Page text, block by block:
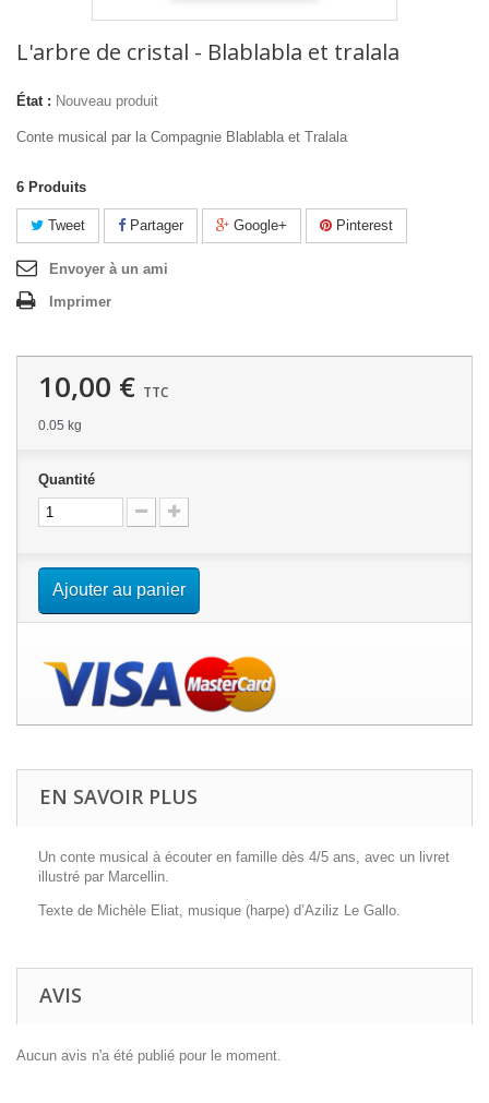
L'arbre de cristal - Blablabla et tralala
État : Nouveau produit
Conte musical par la Compagnie Blablabla et Tralala
6 Produits
Tweet Partager Google+ Pinterest
Envoyer à un ami
Imprimer
10,00 € TTC
0.05 kg
Quantité
Ajouter au panier
EN SAVOIR PLUS
Un conte musical à écouter en famille dès 4/5 ans, avec un livret
illustré par Marcellin.
Texte de Michèle Eliat, musique (harpe) d’Aziliz Le Gallo.
AVIS
Aucun avis n'a été publié pour le moment.